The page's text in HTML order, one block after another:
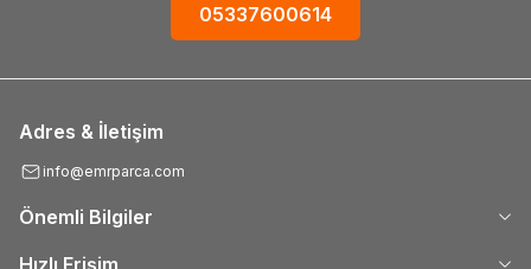
05337600614
Adres & İletişim
info@emrparca.com
Önemli Bilgiler
Hızlı Erişim